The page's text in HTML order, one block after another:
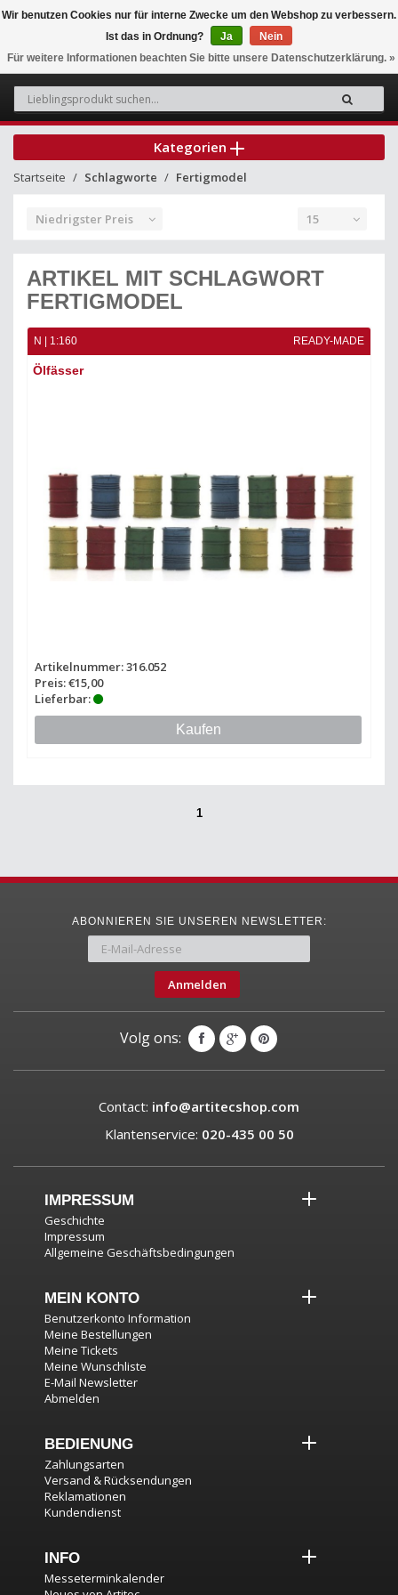
0
Kategorien
Startseite Schlagworte Fertigmodel
Niedrigster Preis 15
ARTIKEL MIT SCHLAGWORT
FERTIGMODEL
N | 1:160 READY-MADE
Ölfässer
Artikelnummer: 316.052
Preis: €15,00
Lieferbar:
Kaufen
1
ABONNIEREN SIE UNSEREN NEWSLETTER:
Anmelden
Volg ons:
Contact: info@artitecshop.com
Klantenservice: 020-435 00 50
IMPRESSUM
Geschichte
Impressum
Allgemeine Geschäftsbedingungen
MEIN KONTO
Benutzerkonto Information
Meine Bestellungen
Meine Tickets
Meine Wunschliste
E-Mail Newsletter
Abmelden
BEDIENUNG
Zahlungsarten
Versand & Rücksendungen
Reklamationen
Kundendienst
INFO
Messeterminkalender
Wir benutzen Cookies nur für interne Zwecke um den Webshop zu verbessern.
Ist das in Ordnung?
Ja
Nein
Für weitere Informationen beachten Sie bitte unsere Datenschutzerklärung. »